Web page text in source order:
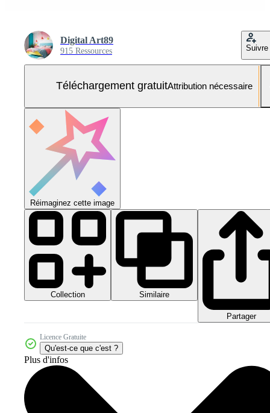
Digital Art89
915 Ressources Suivre
Téléchargement gratuitAttribution nécessaire
Réimaginez cette image
Collection Similaire
Partager
Licence Gratuite
Qu'est-ce que c'est ?
Plus d'infos